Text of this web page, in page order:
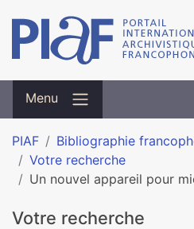
Menu
PIAF
Bibliographie
Votre recherche
Un nouvel appareil pour
Votre recherche